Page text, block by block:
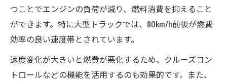
つことでエンジンの負荷が減り、燃料消費を抑えること
ができます。特に大型トラックでは、80km/h前後が燃費
効率の良い速度帯とされています。
速度変化が大きいと燃費が悪化するため、クルーズコン
トロールなどの機能を活用するのも効果的です。また、